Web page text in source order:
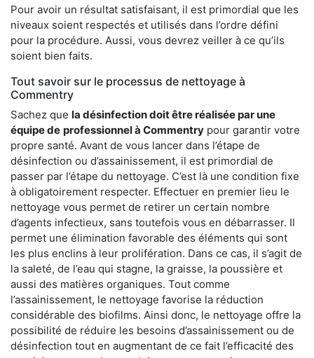
Pour avoir un résultat satisfaisant, il est primordial que les
niveaux soient respectés et utilisés dans l’ordre défini
pour la procédure. Aussi, vous devrez veiller à ce qu’ils
soient bien faits.
Tout savoir sur le processus de nettoyage à
Commentry
Sachez que la désinfection doit être réalisée par une
équipe de professionnel à Commentry pour garantir votre
propre santé. Avant de vous lancer dans l’étape de
désinfection ou d’assainissement, il est primordial de
passer par l’étape du nettoyage. C’est là une condition fixe
à obligatoirement respecter. Effectuer en premier lieu le
nettoyage vous permet de retirer un certain nombre
d’agents infectieux, sans toutefois vous en débarrasser. Il
permet une élimination favorable des éléments qui sont
les plus enclins à leur prolifération. Dans ce cas, il s’agit de
la saleté, de l’eau qui stagne, la graisse, la poussière et
aussi des matières organiques. Tout comme
l’assainissement, le nettoyage favorise la réduction
considérable des biofilms. Ainsi donc, le nettoyage offre la
possibilité de réduire les besoins d’assainissement ou de
désinfection tout en augmentant de ce fait l’efficacité des